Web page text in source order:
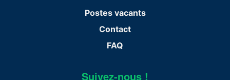
Postes vacants
Contact
FAQ
Suivez-nous !